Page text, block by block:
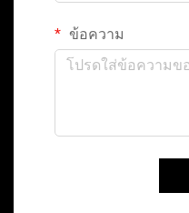
ข้อความ